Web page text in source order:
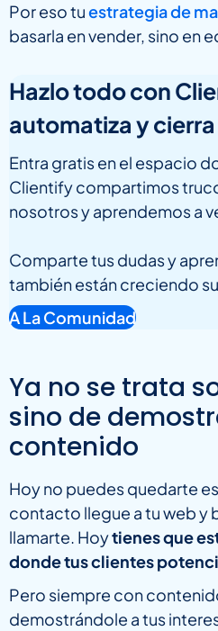
Por eso tuestrategia de
basarla en vender, sino en
Hazlo todo con
automatiza y
Entra gratis en el espacio
Clientify compartimos
nosotros y aprendemos a
Comparte tus dudas y
también están creciendo
A La Comunidad
Ya no se trata
sino de
contenido
Hoy no puedes quedarte
contacto llegue a tu web y
llamarte. Hoytienes que
donde tus clientes
Pero siempre con
demostrándole a tus